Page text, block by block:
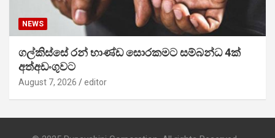
NEWS
ගල්කිස්සේ රන් භාණ්ඩ සොරකමට සම්බන්ධ 4ක්
අත්අඩංගුවට
August 7, 2026 editor